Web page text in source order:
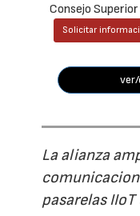
Consejo
Solicitar
La alianza
pasarelas